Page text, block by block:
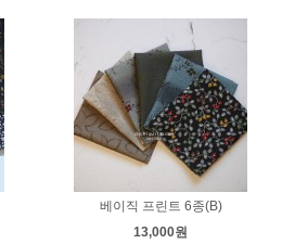
베이직 프린트 6종(B)
13,000원